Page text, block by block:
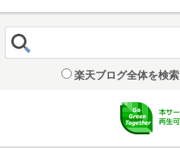
楽天ブログ全体を検索